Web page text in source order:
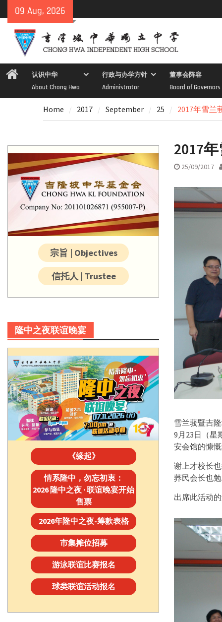
to
content
09 Aug, 2026
Home认识中华
About Chong Hwa
行政与办学方针
Administrator
董事会阵容
Board of Governors
Home 2017 September 25 2017年雪兰
2017
25/09/2017
雪兰莪暨吉
9月23日（星
安会馆的慷
谢上才校长
荞民会长也
出席此活动
宗旨 | Objectives
信托人 | Trustee
隆中之夜联谊晚宴
《缘起》
情系隆中，勿忘初衷：
2026 隆中之夜 · 联谊晚宴开始
售票
2026年隆中之夜-筹款表格
市集摊位招募
游泳联谊比赛报名
球类联谊活动报名